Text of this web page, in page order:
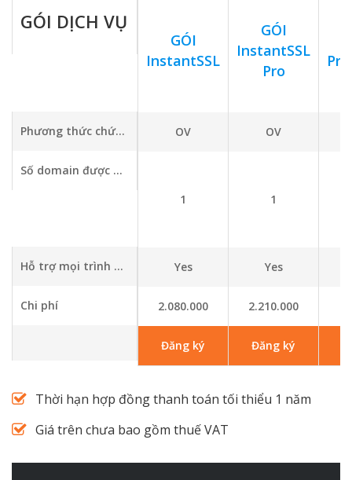
GÓI DỊCH VỤ
GÓI
InstantSSL
GÓI
InstantSSL
Pro
Phương thức chứng thực OV OV
Số domain được bảo mật
1
1
Hỗ trợ mọi trình duyệt và thiết bị di động Yes Yes
Chi phí 2.080.000 2.210.000
Đăng ký Đăng ký
Thời hạn hợp đồng thanh toán tối thiểu 1 năm
Giá trên chưa bao gồm thuế VAT